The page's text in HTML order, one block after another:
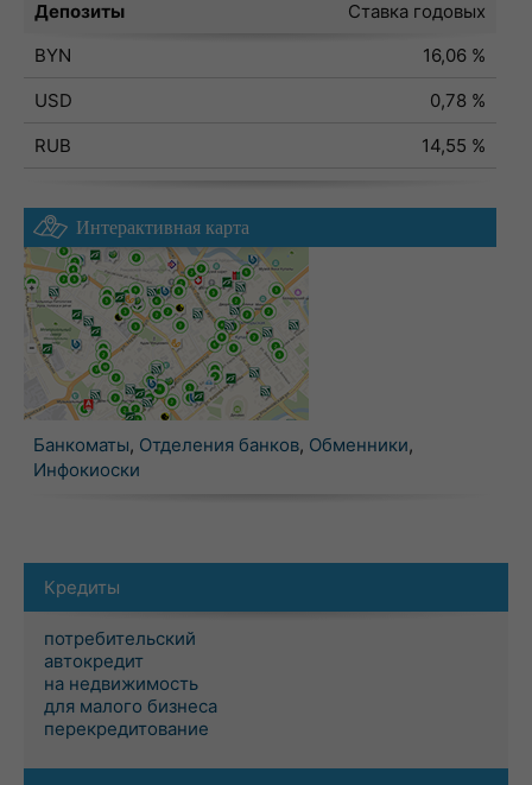
Депозиты
Ставка годовых
BYN
16,06 %
USD
0,78 %
RUB
14,55 %
Интерактивная карта
Банкоматы, Отделения банков, Обменники,
Инфокиоски
Кредиты
потребительский
автокредит
на недвижимость
для малого бизнеса
перекредитование